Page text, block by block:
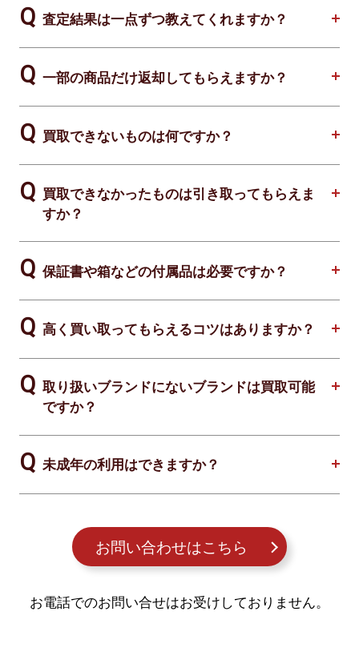
査定結果は一点ずつ教えてくれますか？
一部の商品だけ返却してもらえますか？
買取できないものは何ですか？
買取できなかったものは引き取ってもらえま
すか？
保証書や箱などの付属品は必要ですか？
高く買い取ってもらえるコツはありますか？
取り扱いブランドにないブランドは買取可能
ですか？
未成年の利用はできますか？
お問い合わせはこちら
お電話でのお問い合せはお受けしておりません。